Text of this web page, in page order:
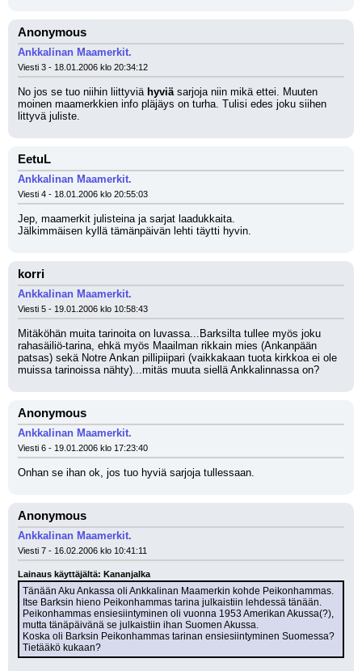
Anonymous
Ankkalinan Maamerkit.
Viesti 3 - 18.01.2006 klo 20:34:12
No jos se tuo niihin liittyviä hyviä sarjoja niin mikä ettei. Muuten
moinen maamerkkien info pläjäys on turha. Tulisi edes joku siihen
littyvä juliste.
EetuL
Ankkalinan Maamerkit.
Viesti 4 - 18.01.2006 klo 20:55:03
Jep, maamerkit julisteina ja sarjat laadukkaita.
Jälkimmäisen kyllä tämänpäivän lehti täytti hyvin.
korri
Ankkalinan Maamerkit.
Viesti 5 - 19.01.2006 klo 10:58:43
Mitäköhän muita tarinoita on luvassa...Barksilta tullee myös joku
rahasäiliö-tarina, ehkä myös Maailman rikkain mies (Ankanpään
patsas) sekä Notre Ankan pillipiipari (vaikkakaan tuota kirkkoa ei ole
muissa tarinoissa nähty)...mitäs muuta siellä Ankkalinnassa on?
Anonymous
Ankkalinan Maamerkit.
Viesti 6 - 19.01.2006 klo 17:23:40
Onhan se ihan ok, jos tuo hyviä sarjoja tullessaan.
Anonymous
Ankkalinan Maamerkit.
Viesti 7 - 16.02.2006 klo 10:41:11
Lainaus käyttäjältä: Kananjalka
Tänään Aku Ankassa oli Ankkalinan Maamerkin kohde Peikonhammas.
Itse Barksin hieno Peikonhammas tarina julkaistiin lehdessä tänään.
Peikonhammas ensiesiintyminen oli vuonna 1953 Amerikan Akussa(?),
mutta tänäpäivänä se julkaistiin ihan Suomen Akussa.
Koska oli Barksin Peikonhammas tarinan ensiesiintyminen Suomessa?
Tietääkö kukaan?